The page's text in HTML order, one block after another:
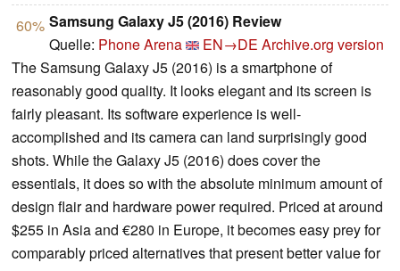
60% Samsung Galaxy J5 (2016) Review
Quelle: Phone Arena EN→DE Archive.org version
The Samsung Galaxy J5 (2016) is a smartphone of
reasonably good quality. It looks elegant and its screen is
fairly pleasant. Its software experience is well-
accomplished and its camera can land surprisingly good
shots. While the Galaxy J5 (2016) does cover the
essentials, it does so with the absolute minimum amount of
design flair and hardware power required. Priced at around
$255 in Asia and €280 in Europe, it becomes easy prey for
comparably priced alternatives that present better value for